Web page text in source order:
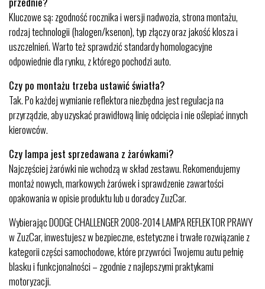
Kluczowe są: zgodność rocznika i wersji nadwozia, strona montażu,
rodzaj technologii (halogen/ksenon), typ złączy oraz jakość klosza i
uszczelnień. Warto też sprawdzić standardy homologacyjne
odpowiednie dla rynku, z którego pochodzi auto.
Czy po montażu trzeba ustawić światła?
Tak. Po każdej wymianie reflektora niezbędna jest regulacja na
przyrządzie, aby uzyskać prawidłową linię odcięcia i nie oślepiać innych
kierowców.
Czy lampa jest sprzedawana z żarówkami?
Najczęściej żarówki nie wchodzą w skład zestawu. Rekomendujemy
montaż nowych, markowych żarówek i sprawdzenie zawartości
opakowania w opisie produktu lub u doradcy ZuzCar.
Wybierając DODGE CHALLENGER 2008-2014 LAMPA REFLEKTOR PRAWY
w ZuzCar, inwestujesz w bezpieczne, estetyczne i trwałe rozwiązanie z
kategorii części samochodowe, które przywróci Twojemu autu pełnię
blasku i funkcjonalności – zgodnie z najlepszymi praktykami
motoryzacji.